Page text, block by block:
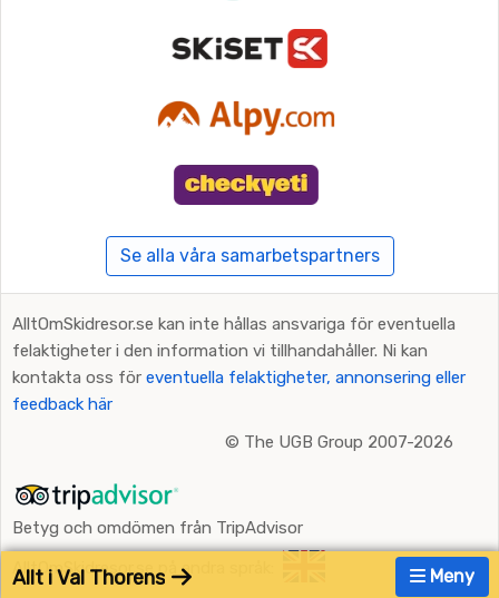
Meny
Allt i Val Thorens
Se alla våra samarbetspartners
AlltOmSkidresor.se kan inte hållas ansvariga för eventuella
felaktigheter i den information vi tillhandahåller. Ni kan
kontakta oss för eventuella felaktigheter, annonsering eller
feedback här
© The UGB Group 2007-2026
Betyg och omdömen från TripAdvisor
AlltOmSkidresor.se på andra språk: